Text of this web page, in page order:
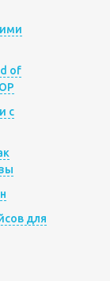
of
с
для